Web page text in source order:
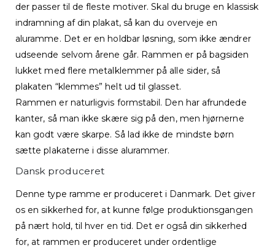
der passer til de fleste motiver. Skal du bruge en klassisk
indramning af din plakat, så kan du overveje en
aluramme. Det er en holdbar løsning, som ikke ændrer
udseende selvom årene går. Rammen er på bagsiden
lukket med flere metalklemmer på alle sider, så
plakaten “klemmes” helt ud til glasset.
Rammen er naturligvis formstabil. Den har afrundede
kanter, så man ikke skære sig på den, men hjørnerne
kan godt være skarpe. Så lad ikke de mindste børn
sætte plakaterne i disse alurammer.
Dansk produceret
Denne type ramme er produceret i Danmark. Det giver
os en sikkerhed for, at kunne følge produktionsgangen
på nært hold, til hver en tid. Det er også din sikkerhed
for, at rammen er produceret under ordentlige